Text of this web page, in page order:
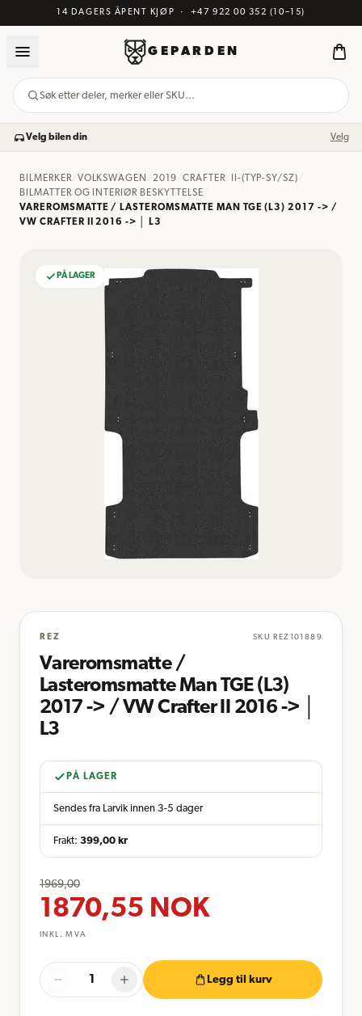
14 DAGERS ÅPENT KJØP · +47 922 00 352 (10–15)
GEPARDEN
Søk etter deler, merker eller SKU…
Velg bilen din Velg
BILMERKER/ VOLKSWAGEN /2019 CRAFTER/ II-(TYP-SY/SZ)
BILMATTER OG INTERIØR BESKYTTELSE
VAREROMSMATTE / LASTEROMSMATTE MAN TGE (L3) 2017 -> /
VW CRAFTER II 2016 -> │ L3
PÅ LAGER
REZ SKU REZ101889
Vareromsmatte /
Lasteromsmatte Man TGE (L3)
2017 -> / VW Crafter II 2016 -> │
L3
PÅ LAGER
Sendes fra Larvik innen 3-5 dager
Frakt: 399,00 kr
1969,00
1870,55 NOK
INKL. MVA
Legg til kurv